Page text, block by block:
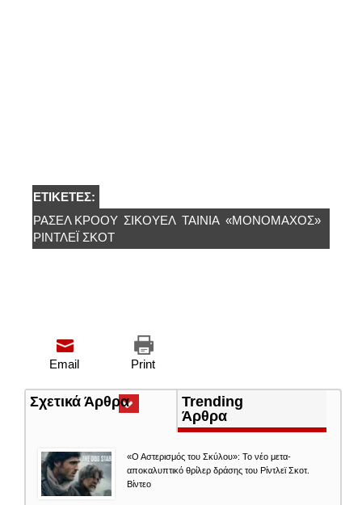
ΕΤΙΚΈΤΕΣ:
ΡΆΣΕΛ ΚΡΌΟΥ ΣΙΚΟΥΕΛ ΤΑΙΝΙΑ «ΜΟΝΟΜΆΧΟΣ»
ΡΙΝΤΛΕΪ ΣΚΟΤ
Print
Email
Σχετικά Άρθρα(ενεργή
καρτέλα)
Trending
Άρθρα
«Ο Αστερισμός του Σκύλου»: Το νέο μετα-
αποκαλυπτικό θρίλερ δράσης του Ρίντλεϊ Σκοτ.
Βίντεο